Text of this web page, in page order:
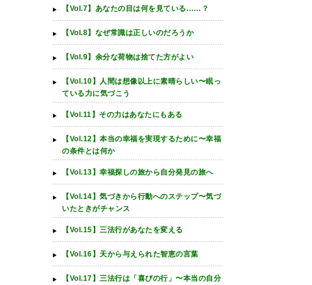
【Vol.7】あなたの目は何を見ている……？
【Vol.8】なぜ常識は正しいのだろうか
【Vol.9】余分な荷物は捨てた方がよい
【Vol.10】人間は想像以上に素晴らしい〜眠っ
ている力に気づこう
【Vol.11】その力はあなたにもある
【Vol.12】本当の幸福を実現するために〜幸福
の条件とは何か
【Vol.13】幸福探しの旅から自分発見の旅へ
【Vol.14】気づきから行動へのステップ〜気づ
いたときがチャンス
【Vol.15】三法行があなたを変える
【Vol.16】天から与えられた智恵の言葉
【Vol.17】三法行は「喜びの行」〜本当の自分